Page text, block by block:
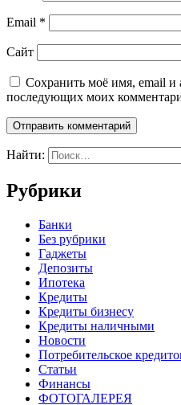
Email *
Сайт
Сохранить моё имя, email и
последующих моих
Найти:
Рубрики
Банки
Без рубрики
Гаджеты
Депозиты
Ипотека
Кредиты
Кредиты бизнесу
Кредиты наличными
Новости
Потребительское
Статьи
Финансы
ФОТОГАЛЕРЕЯ